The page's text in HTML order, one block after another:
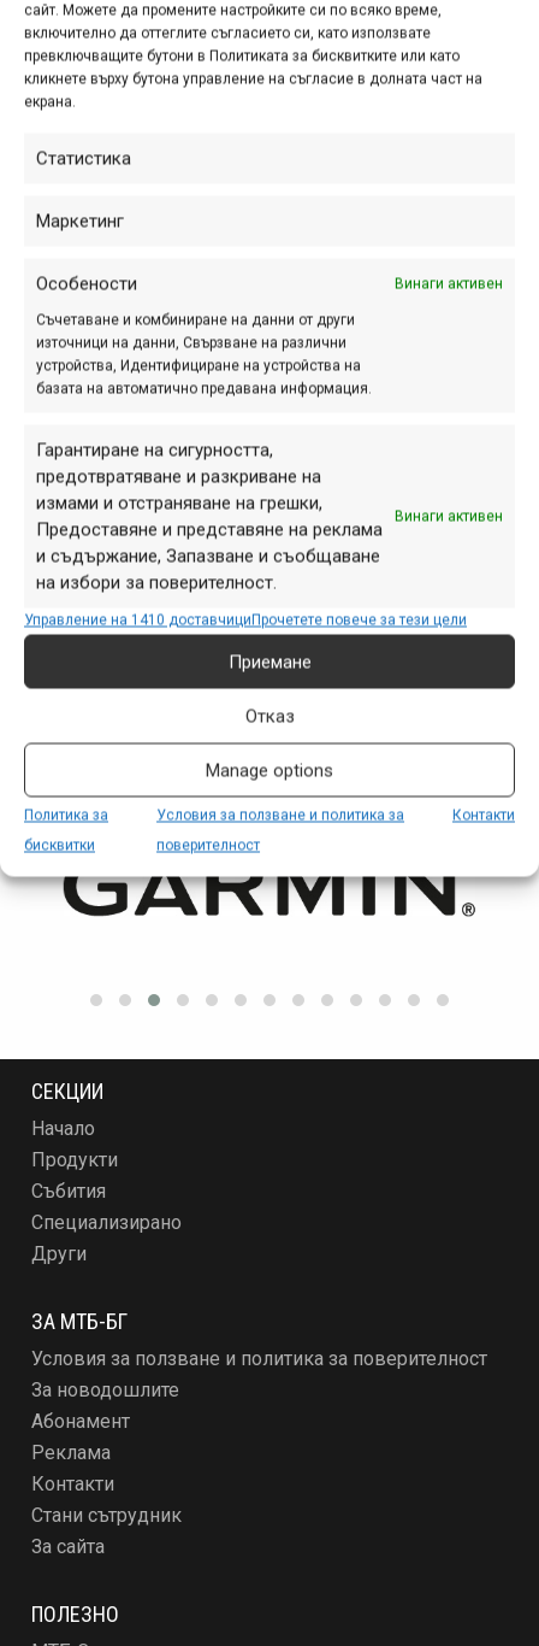
сайт. Можете да промените настройките си по всяко време,
включително да оттеглите съгласието си, като използвате
превключващите бутони в Политиката за бисквитките или като
кликнете върху бутона управление на съгласие в долната част на
екрана.
Статистика
Маркетинг
Особености Винаги активен
Съчетаване и комбиниране на данни от други
източници на данни, Свързване на различни
устройства, Идентифициране на устройства на
базата на автоматично предавана информация.
Гарантиране на сигурността,
предотвратяване и разкриване на
измами и отстраняване на грешки,
Предоставяне и представяне на реклама
и съдържание, Запазване и съобщаване
на избори за поверителност.
Винаги активен
Управление на 1410 доставчициПрочетете повече за тези цели
Приемане
Отказ
Manage options
Политика за
бисквитки
Условия за ползване и политика за
поверителност
Контакти
През последните дни на няколко
места се появи информация за нова
серия шокове с означение МХ,
Снимка на деня
Снимка на деня | 06.08.2026
СЕКЦИИ
Начало
Продукти
Събития
Специализирано
Други
ЗА МТБ-БГ
Условия за ползване и политика за поверителност
За новодошлите
Абонамент
Реклама
Контакти
Стани сътрудник
За сайта
ПОЛЕЗНО